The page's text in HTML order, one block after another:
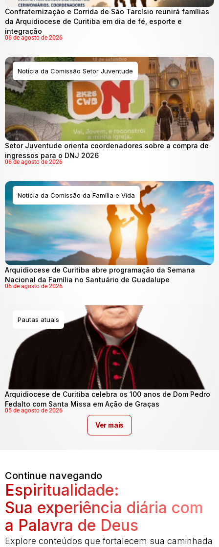
Confraternização e Corrida de São Tarcísio reunirá famílias
da Arquidiocese de Curitiba em dia de fé, esporte e
integração
06 de agosto de 2026
Notícia da Comissão Setor Juventude
Setor Juventude orienta coordenadores sobre a compra de
ingressos para o DNJ 2026
06 de agosto de 2026
Notícia da Comissão da Família e Vida
Arquidiocese de Curitiba abre programação da Semana
Nacional da Família no Santuário de Guadalupe
06 de agosto de 2026
Pautas atuais
Arquidiocese de Curitiba celebra os 100 anos de Dom Pedro
Fedalto com Santa Missa em Ação de Graças
05 de agosto de 2026
Ver mais
Continue navegando
Espiritualidade:
Sua experiência diária com
a Palavra de Deus
Explore conteúdos que fortalecem sua caminhada